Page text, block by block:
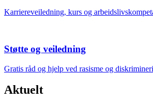
Karriereveiledning, kurs og
Støtte og veiledning
Gratis råd og hjelp ved rasisme og
Aktuelt